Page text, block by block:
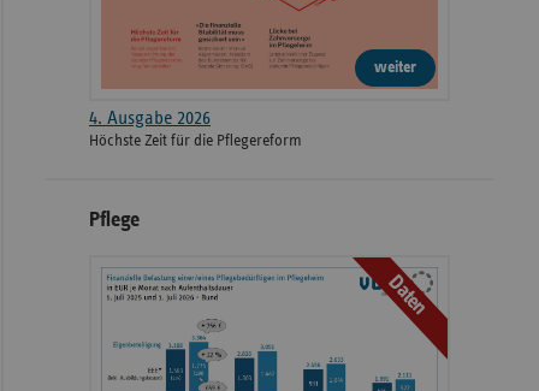
weiter
4. Ausgabe 2026
Höchste Zeit für die Pflegereform
Pflege
Daten